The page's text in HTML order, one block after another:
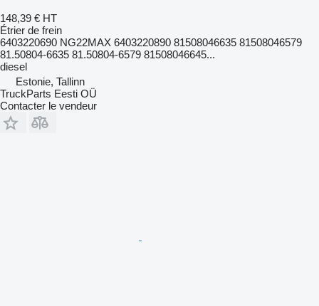
148,39 € HT
Étrier de frein
6403220690 NG22MAX 6403220890 81508046635 81508046579
81.50804-6635 81.50804-6579 81508046645...
diesel
Estonie, Tallinn
TruckParts Eesti OÜ
Contacter le vendeur